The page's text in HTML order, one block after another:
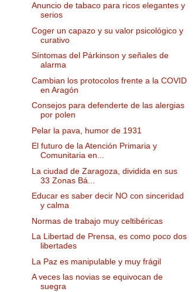
Anuncio de tabaco para ricos elegantes y
serios
Coger un capazo y su valor psicológico y
curativo
Síntomas del Párkinson y señales de
alarma
Cambian los protocolos frente a la COVID
en Aragón
Consejos para defenderte de las alergias
por polen
Pelar la pava, humor de 1931
El futuro de la Atención Primaria y
Comunitaria en...
La ciudad de Zaragoza, dividida en sus
33 Zonas Bá...
Educar es saber decir NO con sinceridad
y calma
Normas de trabajo muy celtibéricas
La Libertad de Prensa, es como poco dos
libertades
La Paz es manipulable y muy frágil
A veces las novias se equivocan de
suegra